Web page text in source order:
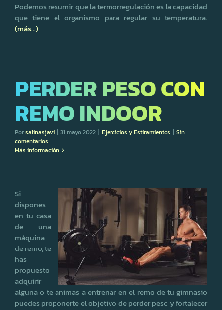
Podemos resumir que la termorregulación es la capacidad
que tiene el organismo para regular su temperatura.
(más…)
PERDER PESO CON
REMO INDOOR
Porsalinasjavi 31 mayo 2022 Ejercicios y Estiramientos
Sin
comentarios
Más información
Si
dispones
en tu casa
de una
máquina
de remo, te
has
propuesto
adquirir
alguna o te animas a entrenar en el remo de tu gimnasio
puedes proponerte el objetivo de perder peso y fortalecer